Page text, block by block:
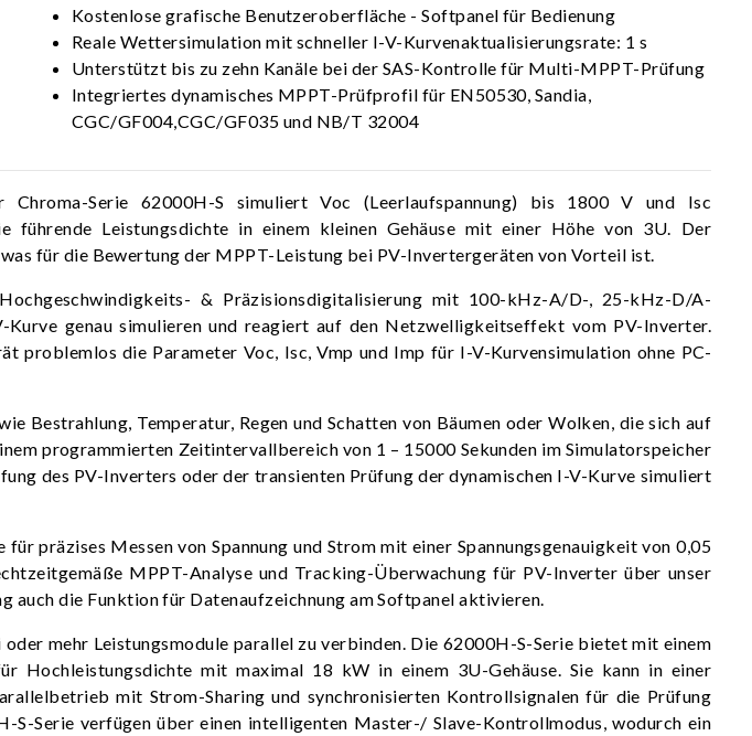
Kostenlose grafische Benutzeroberfläche - Softpanel für Bedienung
Reale Wettersimulation mit schneller I-V-Kurvenaktualisierungsrate: 1 s
Unterstützt bis zu zehn Kanäle bei der SAS-Kontrolle für Multi-MPPT-Prüfung
Integriertes dynamisches MPPT-Prüfprofil für EN50530, Sandia,
CGC/GF004,CGC/GF035 und NB/T 32004
Serie 62000H-S simuliert Voc (Leerlaufspannung) bis 1800 V und Isc
Leistungsdichte in einem kleinen Gehäuse mit einer Höhe von 3U. Der
für die Bewertung der MPPT-Leistung bei PV-Invertergeräten von Vorteil ist.
& Präzisionsdigitalisierung mit 100-kHz-A/D-, 25-kHz-D/A-
genau simulieren und reagiert auf den Netzwelligkeitseffekt vom PV-Inverter.
problemlos die Parameter Voc, Isc, Vmp und Imp für I-V-Kurvensimulation ohne PC-
Bestrahlung, Temperatur, Regen und Schatten von Bäumen oder Wolken, die sich auf
programmierten Zeitintervallbereich von 1 – 15000 Sekunden im Simulatorspeicher
des PV-Inverters oder der transienten Prüfung der dynamischen I-V-Kurve simuliert
präzises Messen von Spannung und Strom mit einer Spannungsgenauigkeit von 0,05
MPPT-Analyse und Tracking-Überwachung für PV-Inverter über unser
auch die Funktion für Datenaufzeichnung am Softpanel aktivieren.
mehr Leistungsmodule parallel zu verbinden. Die 62000H-S-Serie bietet mit einem
Hochleistungsdichte mit maximal 18 kW in einem 3U-Gehäuse. Sie kann in einer
mit Strom-Sharing und synchronisierten Kontrollsignalen für die Prüfung
Serie verfügen über einen intelligenten Master-/ Slave-Kontrollmodus, wodurch ein